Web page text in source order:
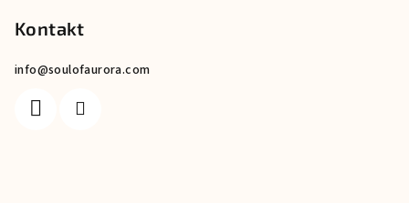
Kontakt
info@soulofaurora.com